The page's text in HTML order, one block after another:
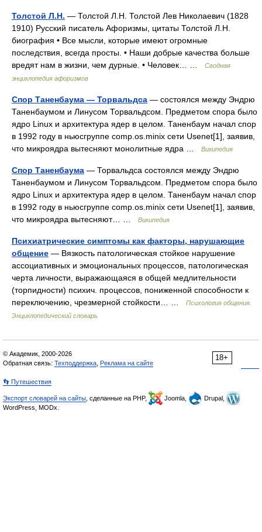
Толстой Л.Н. — Толстой Л.Н. Толстой Лев Николаевич (1828
1910) Русский писатель Афоризмы, цитаты Толстой Л.Н.
биография • Все мысли, которые имеют огромные
последствия, всегда просты. • Наши добрые качества больше
вредят нам в жизни, чем дурные. • Человек… …
Сводная
энциклопедия афоризмов
Спор Таненбаума — Торвальдса — состоялся между Эндрю
Таненбаумом и Линусом Торвальдсом. Предметом спора было
ядро Linux и архитектура ядер в целом. Таненбаум начал спор
в 1992 году в ньюсгруппе comp.os.minix сети Usenet[1], заявив,
что микроядра вытесняют монолитные ядра …
Википедия
Спор Таненбаума — Торвальдса состоялся между Эндрю
Таненбаумом и Линусом Торвальдсом. Предметом спора было
ядро Linux и архитектура ядер в целом. Таненбаум начал спор
в 1992 году в ньюсгруппе comp.os.minix сети Usenet[1], заявив,
что микроядра вытесняют… …
Википедия
Психиатрические симптомы как факторы, нарушающие
общение — Вязкость патологическая стойкое нарушение
ассоциативных и эмоциональных процессов, патологическая
черта личности, выражающаяся в общей медлительности
(торпидности) психич. процессов, пониженной способности к
переключению, чрезмерной стойкости… …
Психология общения.
Энциклопедический словарь
18+
© Академик, 2000-2026
Обратная связь: Техподдержка Реклама на сайте
👣 Путешествия
Экспорт словарей на сайты , сделанные на PHP, Joomla,
Drupal,
WordPress, MODx.